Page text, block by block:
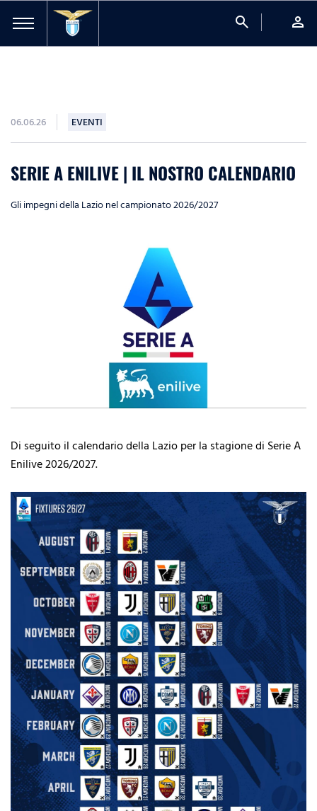
search person
06.06.26 EVENTI
SERIE A ENILIVE | IL NOSTRO CALENDARIO
Gli impegni della Lazio nel campionato 2026/2027
Di seguito il calendario della Lazio per la stagione di Serie A
Enilive 2026/2027.